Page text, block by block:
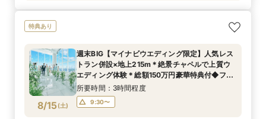
特典あり
8/15(土)
週末BIG【マイナビウエディング限定】人気レス
トラン併設×地上215m＊絶景チャペルで上質ウ
エディング体験＊総額150万円豪華特典付◆フェ
ア
所要時間：3時間程度
9:30〜